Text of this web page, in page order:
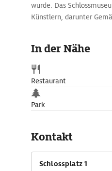
wurde. Das
Künstlern, darunter
Im Seitenflügel des
Regionalgeschichte von
Mauer, und man erfährt
Schloss ihren Ausgang
ins Auge: Die
Sachsenhausen.
angelegt, im Frühling
In der Nähe
Restaurant
Park
Kontakt
Schlossplatz 1